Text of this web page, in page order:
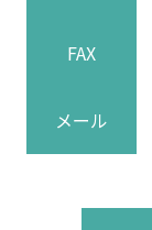
FAX
メール